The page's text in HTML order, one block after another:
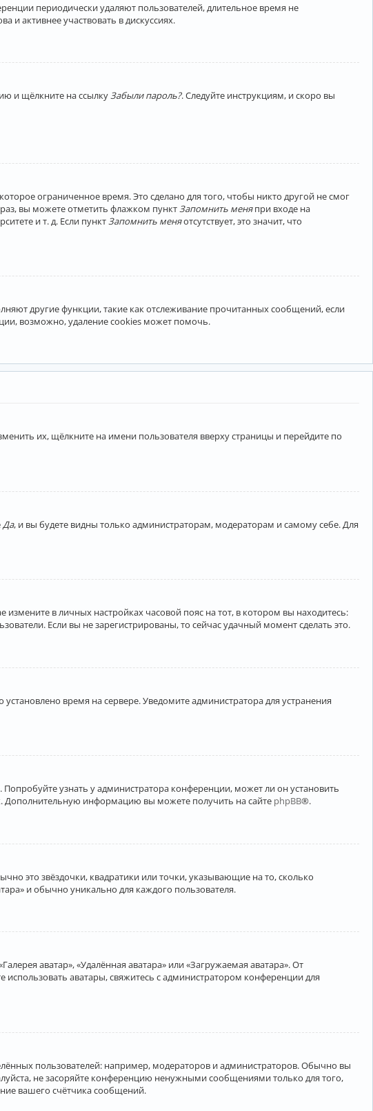
периодически удаляют пользователей, длительное время не
активнее участвовать в дискуссиях.
и щёлкните на ссылкуЗабыли пароль?. Следуйте инструкциям, и скоро вы
ограниченное время. Это сделано для того, чтобы никто другой не смог
вы можете отметить флажком пункт Запомнить меняпри входе на
и т. д. Если пункт Запомнить меняотсутствует, это значит, что
другие функции, такие как отслеживание прочитанных сообщений, если
возможно, удаление cookies может помочь.
их, щёлкните на имени пользователя вверху страницы и перейдите по
Да, и вы будете видны только администраторам, модераторам и самому себе. Для
в личных настройках часовой пояс на тот, в котором вы находитесь:
Если вы не зарегистрированы, то сейчас удачный момент сделать это.
время на сервере. Уведомите администратора для устранения
узнать у администратора конференции, может ли он установить
Дополнительную информацию вы можете получить на сайте phpBB®.
это звёздочки, квадратики или точки, указывающие на то, сколько
и обычно уникально для каждого пользователя.
аватар», «Удалённая аватара» или «Загружаемая аватара». От
аватары, свяжитесь с администратором конференции для
пользователей: например, модераторов и администраторов. Обычно вы
не засоряйте конференцию ненужными сообщениями только для того,
вашего счётчика сообщений.